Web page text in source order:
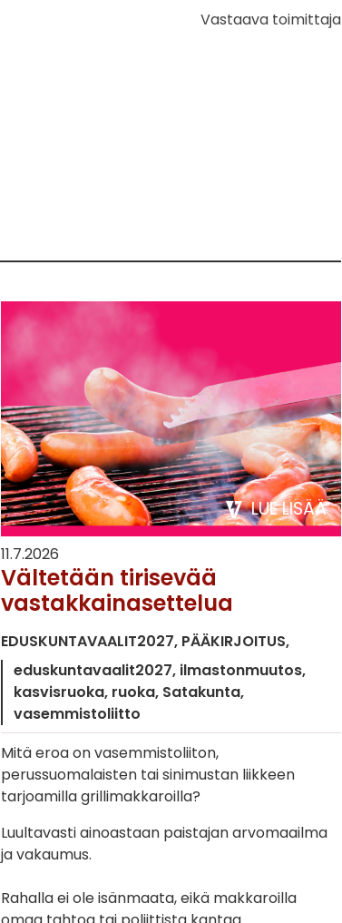
Vastaava toimittaja
LUE LISÄÄ
11.7.2026
Vältetään tirisevää
vastakkainasettelua
EDUSKUNTAVAALIT2027 PÄÄKIRJOITUS
eduskuntavaalit2027 ilmastonmuutos
kasvisruoka ruoka Satakunta
vasemmistoliitto
Mitä eroa on vasemmistoliiton,
perussuomalaisten tai sinimustan liikkeen
tarjoamilla grillimakkaroilla?
Luultavasti ainoastaan paistajan arvomaailma
ja vakaumus.
Rahalla ei ole isänmaata, eikä makkaroilla